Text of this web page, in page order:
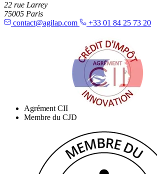
22 rue Larrey
75005 Paris
contact@agilap.com
+33 01 84 25 73 20
Agrément CII
Membre du CJD